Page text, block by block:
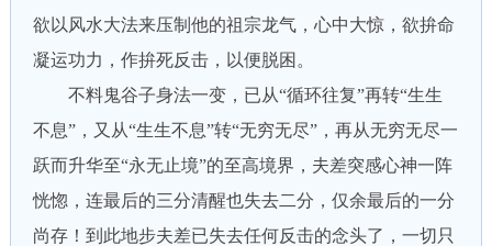
欲以风水大法来压制他的祖宗龙气，心中大惊，欲拚命
凝运功力，作拚死反击，以便脱困。
不料鬼谷子身法一变，已从“循环往复”再转“生生
不息”，又从“生生不息”转“无穷无尽”，再从无穷无尽一
跃而升华至“永无止境”的至高境界，夫差突感心神一阵
恍惚，连最后的三分清醒也失去二分，仅余最后的一分
尚存！到此地步夫差已失去任何反击的念头了，一切只